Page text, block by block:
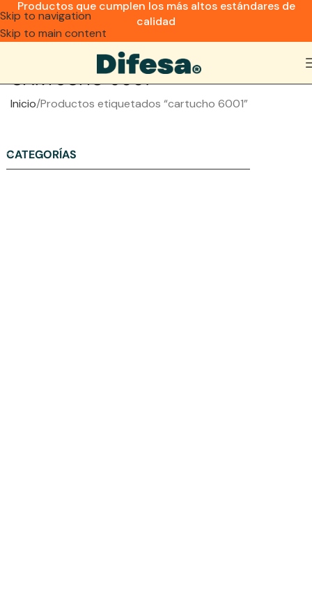
Skip to navigation
Skip to main content
CARTUCHO 6001
Inicio Productos etiquetados “cartucho 6001”
CATEGORÍAS
Productos que cumplen los más altos estándares de
calidad